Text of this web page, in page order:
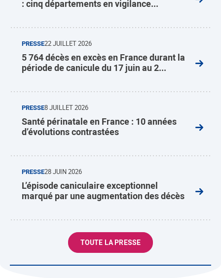
: cinq départements en vigilance...
PRESSE22 JUILLET 2026
5 764 décès en excès en France durant la
période de canicule du 17 juin au 2...
PRESSE8 JUILLET 2026
Santé périnatale en France : 10 années
d’évolutions contrastées
PRESSE28 JUIN 2026
L’épisode caniculaire exceptionnel
marqué par une augmentation des décès
TOUTE LA PRESSE